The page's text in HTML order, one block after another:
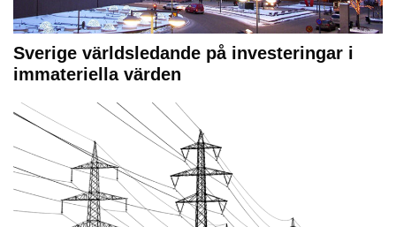
Sverige världsledande på investeringar i
immateriella värden